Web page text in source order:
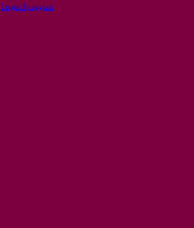
Login Spaggiari